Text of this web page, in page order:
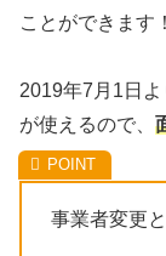
ことができます！
2019年7月1日
が使えるので、
事業者変更